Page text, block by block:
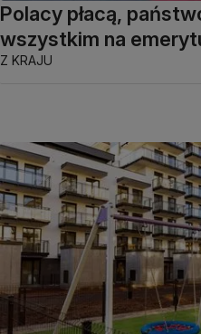
Polacy płacą,
wszystkim na
Z KRAJU